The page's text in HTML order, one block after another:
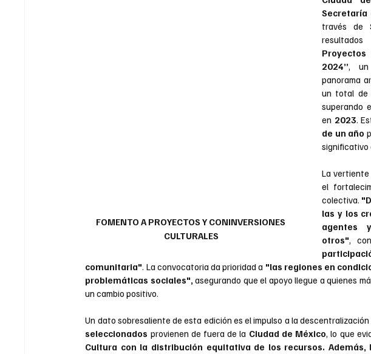
FOMENTO A PROYECTOS Y CONINVERSIONES
CULTURALES
Secretaría
través de
2024”, un
panorama
un total de
superando
en 2023.
de un año
significativo
La vertiente
el
colectiva.
las y los
agentes
otros",
comunitaria". La convocatoria da prioridad a "las regiones en
problemáticas sociales", asegurando que el apoyo llegue a quienes
un cambio positivo.
Un dato sobresaliente de esta edición es el impulso a la
seleccionados provienen de fuera de la Ciudad de México, lo que
Cultura con la distribución equitativa de los recursos.